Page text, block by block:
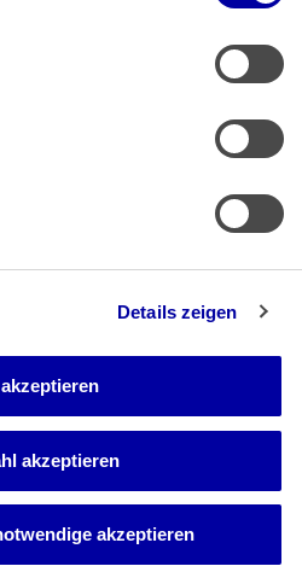
Details zeigen
akzeptieren
akzeptieren
(PDF)